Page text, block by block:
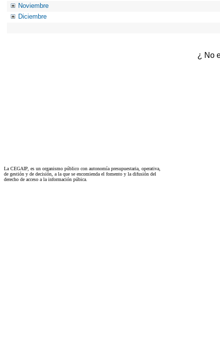
Noviembre
Diciembre
¿ No
La CEGAIP, es un organismo público con autonomía presupuestaria, operativa,
de gestión y de decisión, a la que se encomienda el fomento y la difusión del
derecho de acceso a la información púbica.